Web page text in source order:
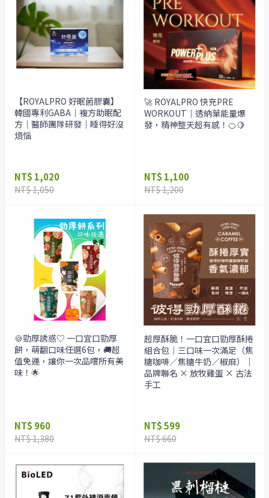
【ROYALPRO 好眠菌膠囊】
韓國專利GABA｜複方助眠配
方｜醫師團隊研發｜睡得好沒
煩惱
NT$ 1,020
NT$ 1,050
🚀 ROYALPRO 快充PRE
WORKOUT｜透納葉能量爆
發，精神整天超有感！🍊🍋
NT$ 1,100
NT$ 1,200
🍪勁厚誘惑♡ 一口宜口勁厚
餅，萌翻口味任選6包，🚚超
值免運，讓你一次品嚐所有美
味！🌟
NT$ 960
NT$ 1,380
超厚酥脆！一口宜口勁厚酥捲
組合包｜三口味一次滿足（焦
糖咖啡／焦糖牛奶／椒麻）｜
品牌聯名 × 放牧雞蛋 × 古法
手工
NT$ 599
NT$ 660